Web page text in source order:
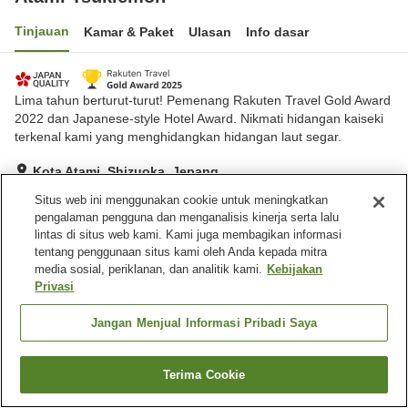
Tinjauan Kamar & Paket Ulasan Info dasar
Lima tahun berturut-turut! Pemenang Rakuten Travel Gold Award
2022 dan Japanese-style Hotel Award. Nikmati hidangan kaiseki
terkenal kami yang menghidangkan hidangan laut segar.
Kota Atami, Shizuoka, Jepang
Hebat Ulasan:840
Fasilitas properti
Pemandian udara terbuka
Shizuoka Kota Atami
Cari kamar
Situs web ini menggunakan cookie untuk meningkatkan
pengalaman pengguna dan menganalisis kinerja serta lalu
lintas di situs web kami. Kami juga membagikan informasi
tentang penggunaan situs kami oleh Anda kepada mitra
media sosial, periklanan, dan analitik kami. Kebijakan
Privasi
Jangan Menjual Informasi Pribadi Saya
Terima Cookie